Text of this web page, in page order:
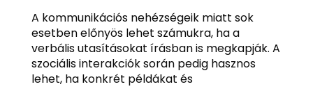
A kommunikációs nehézségeik miatt sok
esetben előnyös lehet számukra, ha a
verbális utasításokat írásban is megkapják. A
szociális interakciók során pedig hasznos
lehet, ha konkrét példákat és